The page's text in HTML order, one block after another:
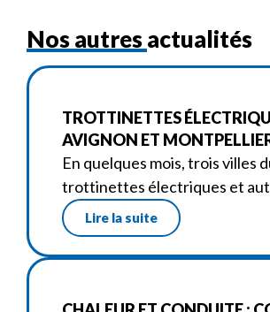
Nos autres actualités
TROTTINETTES
AVIGNON ET
En quelques mois, trois villes
trottinettes électriques et
Lire la suite